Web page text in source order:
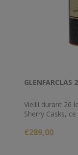
GLENFARCLAS
Vieilli durant 26
Sherry Casks,
€289,00